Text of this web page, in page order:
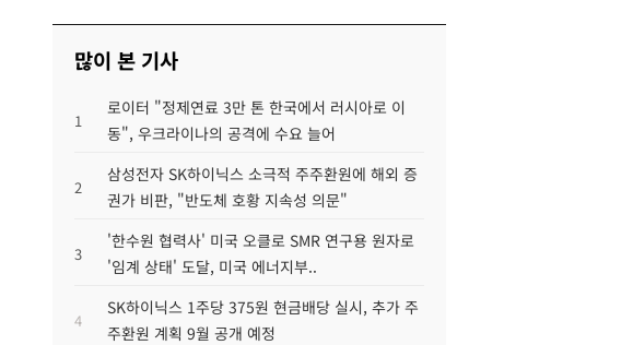
많이 본 기사
1
로이터 "정제연료 3만 톤 한국에서 러시아로 이
동", 우크라이나의 공격에 수요 늘어
2
삼성전자 SK하이닉스 소극적 주주환원에 해외 증
권가 비판, "반도체 호황 지속성 의문"
3
'한수원 협력사' 미국 오클로 SMR 연구용 원자로
'임계 상태' 도달, 미국 에너지부..
4
SK하이닉스 1주당 375원 현금배당 실시, 추가 주
주환원 계획 9월 공개 예정